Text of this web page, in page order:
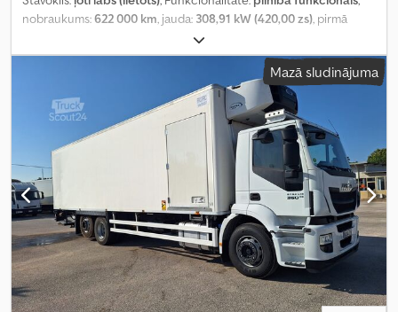
nobraukums:622 000 km , jauda: 308,91 kW (420,00 zs) , pirmā
, degvielas veids:
konfigurācija:6x2, nākamā pārbaude (TÜV):09/2026, degviela:
automātisks , pārnesumu skaits:
, krautuves garums: 73 000 mm
gads:2018,
Mazā sludinājuma